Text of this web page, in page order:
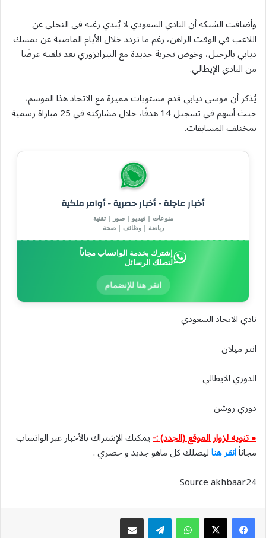
وأضافت الشبكة أن النادي السعودي لا يُبدي رغبة في التخلي عن
اللاعب في الوقت الراهن، رغم ما تردد خلال الأيام الماضية عن تمسك
ديابي بالرحيل، وخوض تجربة جديدة مع النيراتزوري بعد تلقيه عرضًا
من النادي الإيطالي.
يُذكر أن موسى ديابي قدم مستويات مميزة مع الاتحاد هذا الموسم،
حيث أسهم في تسجيل 14 هدفًا، خلال مشاركته في 25 مباراة رسمية
بمختلف المسابقات.
أخبار عاجلة - أخبار حصرية - أوامر ملكية
منوعات | فيديو | صور | تقنية
رياضة | وظائف | صحة
إشترك بخدمة الواتساب مجاناً
لتصلك الرسائل
انقر هنا للإنضمام
نادي الاتحاد السعودي
انتر ميلان
الدوري الايطالي
دوري روشن
● تنويه لزوار الموقع (الجدد) :-يمكنك الإشتراك بالأخبار عبر الواتساب
مجاناًانقر هناليصلك كل ماهو جديد و حصري .
Source akhbaar24
واتسابتيلقرام مشاركة عبر البريد